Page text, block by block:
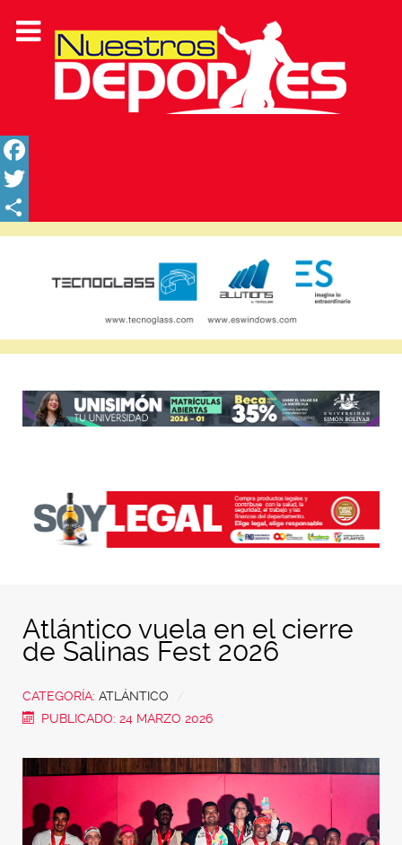
Facebook
Twitter
Share
Atlántico vuela en el cierre
de Salinas Fest 2026
CATEGORÍA: ATLÁNTICO
PUBLICADO: 24 MARZO 2026